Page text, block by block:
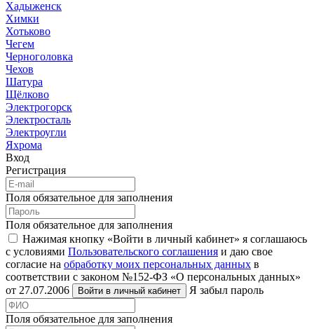
Хадыженск
Химки
Хотьково
Чегем
Черноголовка
Чехов
Шатура
Щёлково
Электрогорск
Электросталь
Электроугли
Яхрома
Вход
Регистрация
Поля обязательное для заполнения
Поля обязательное для заполнения
Нажимая кнопку «Войти в личный кабинет» я соглашаюсь
с условиями Пользовательского соглашения и даю свое
согласие на обработку моих персональных данных в
соответствии с законом №152-ФЗ «О персональных данных»
от 27.07.2006
Войти в личный кабинет Я забыл пароль
Поля обязательное для заполнения